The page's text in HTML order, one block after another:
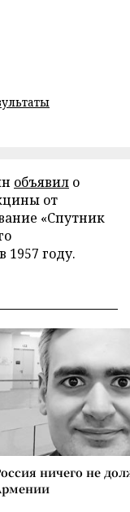
объявил о
от
«Спутник
1957 году.
ничего не